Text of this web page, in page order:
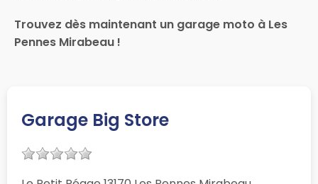
Trouvez dès maintenant un garage moto à Les
Pennes Mirabeau !
Garage Big Store